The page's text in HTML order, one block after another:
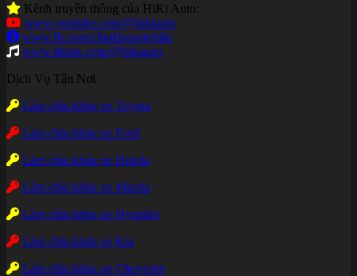
Kênh truyền thông của HiKi Auto:
www.youtube.com/@hikiauto
www.fb.com/chiakhoaotohiki
www.tiktok.com/@hikiauto
Dịch Vụ Tận Nơi
Làm chìa khóa xe Toyota
Làm chìa khóa xe Ford
Làm chìa khóa xe Honda
Làm chìa khóa xe Mazda
Làm chìa khóa xe Hyundai
Làm chìa khóa xe Kia
Làm chìa khóa xe Chevrolet